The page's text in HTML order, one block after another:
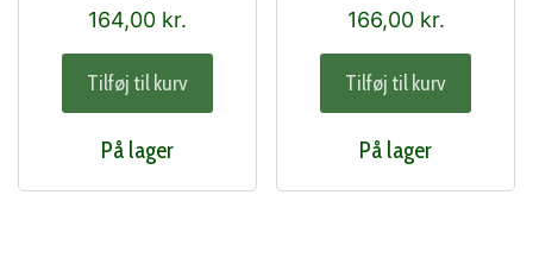
164,00 kr.
Tilføj til kurv
På lager
166,00 kr.
Tilføj til kurv
På lager